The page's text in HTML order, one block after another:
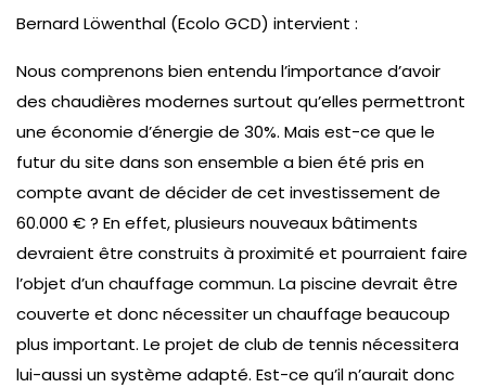
Bernard Löwenthal (Ecolo GCD) intervient :
Nous comprenons bien entendu l’importance d’avoir
des chaudières modernes surtout qu’elles permettront
une économie d’énergie de 30%. Mais est-ce que le
futur du site dans son ensemble a bien été pris en
compte avant de décider de cet investissement de
60.000 € ? En effet, plusieurs nouveaux bâtiments
devraient être construits à proximité et pourraient faire
l’objet d’un chauffage commun. La piscine devrait être
couverte et donc nécessiter un chauffage beaucoup
plus important. Le projet de club de tennis nécessitera
lui-aussi un système adapté. Est-ce qu’il n’aurait donc